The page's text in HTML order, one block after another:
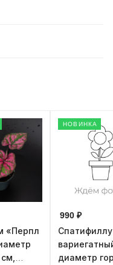
«Перпл
НОВИНКА
990 ₽
диаметр